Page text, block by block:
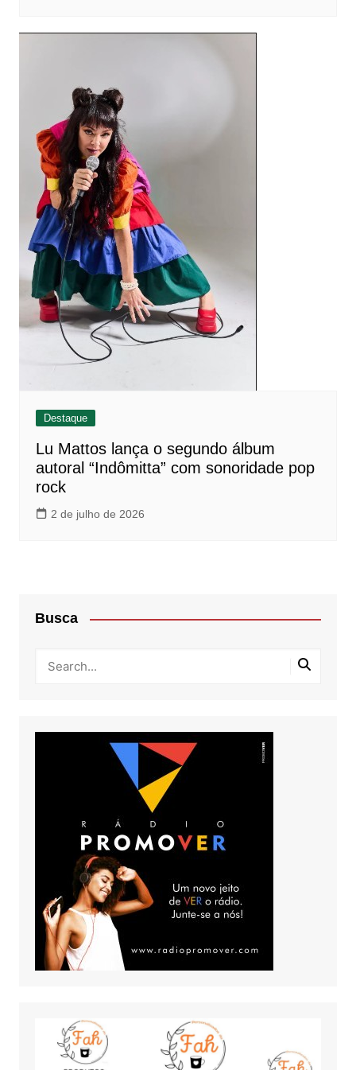
Destaque
Lu Mattos lança o segundo álbum
autoral “Indômitta” com sonoridade pop
rock
2 de julho de 2026
Busca